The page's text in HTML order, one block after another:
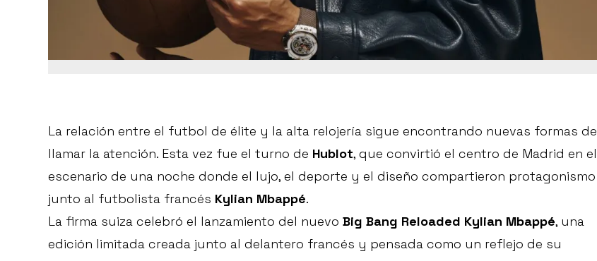
La relación entre el futbol de élite y la alta relojería sigue encontrando nuevas formas de
llamar la atención. Esta vez fue el turno de Hublot, que convirtió el centro de Madrid en el
escenario de una noche donde el lujo, el deporte y el diseño compartieron protagonismo
junto al futbolista francés Kylian Mbappé.
La firma suiza celebró el lanzamiento del nuevo Big Bang Reloaded Kylian Mbappé, una
edición limitada creada junto al delantero francés y pensada como un reflejo de su